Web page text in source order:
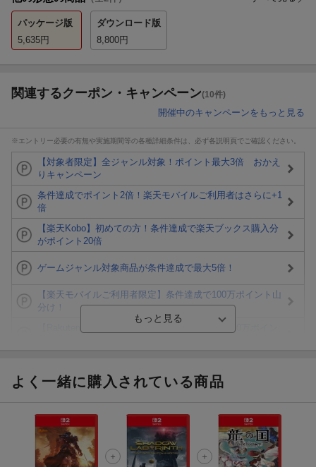
パッケージ版
5,635円
ダウンロード版
8,800円
関連するクーポン・キャンペーン(10件)
開催中のキャンペーンをもっと見る
※エントリー必要の有無や実施期間等の各種詳細条件は、必ず各説明頁でご確認ください。
【対象者限定】全ジャンル対象！ポイント最大3倍 おかえ
りキャンペーン
条件達成でポイント2倍！楽天モバイルご利用者はさらに+1
倍
【楽天Kobo】初めての方！条件達成で楽天ブックス購入分
がポイント20倍
ゲームジャンル対象商品が条件達成で最大5倍！
【楽天モバイルご利用者限定】条件達成で100万ポイント山
分け！
が当たる！
条件達成で楽天限定・宝塚歌劇 宙組貸切公演ペアチケット
が当たる
エントリー＆条件達成で『鬼滅の刃』オリジナルきんちゃく
よく一緒に購入されている商品